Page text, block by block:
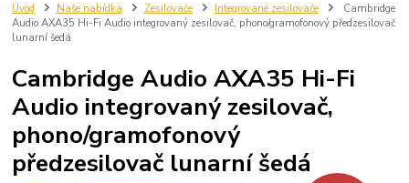
Úvod Naše nabídka Zesilovače Integrované zesilovače
Cambridge
Audio AXA35 Hi-Fi Audio integrovaný zesilovač, phono/gramofonový předzesilovač
lunarní šedá
Cambridge Audio AXA35 Hi-Fi
Audio integrovaný zesilovač,
phono/gramofonový
předzesilovač lunarní šedá